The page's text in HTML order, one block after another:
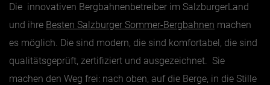
Oktober
November
Dezember
Die innovativen Bergbahnenbetreiber im SalzburgerLand
und ihre Besten Salzburger Sommer-Bergbahnen machen
es möglich. Die sind modern, die sind komfortabel, die sind
qualitätsgeprüft, zertifiziert und ausgezeichnet. Sie
machen den Weg frei: nach oben, auf die Berge, in die Stille